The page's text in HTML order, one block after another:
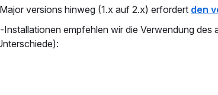
versions hinweg (1.x auf 2.x) erfordert den
empfehlen wir die Verwendung